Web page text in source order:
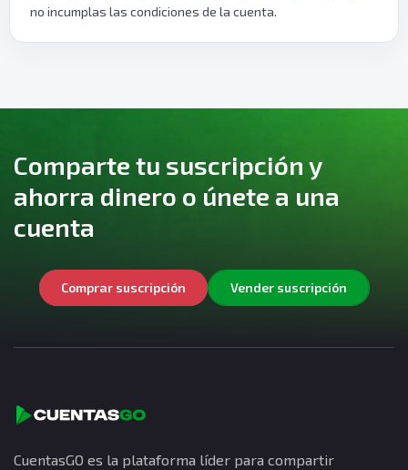
no incumplas las condiciones de la cuenta.
Comparte tu suscripción y
ahorra dinero o únete a una
cuenta
Comprar suscripción Vender suscripción
CuentasGO es la plataforma líder para compartir